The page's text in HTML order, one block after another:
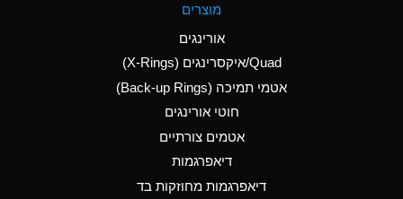
Aluminum Nitrate
(Aqueous)
Aluminum Phosphate
מוצרים
אורינגים
Quad/איקסרינגים (X-Rings)
אטמי תמיכה (Back-up Rings)
חוטי אורינגים
אטמים צורתיים
דיאפרגמות
דיאפרגמות מחוזקות בד